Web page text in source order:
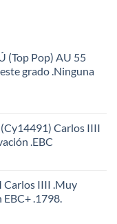
(Top Pop) AU 55
grado .Ninguna
Carlos IIII
.EBC
Carlos IIII .Muy
EBC+ .1798.